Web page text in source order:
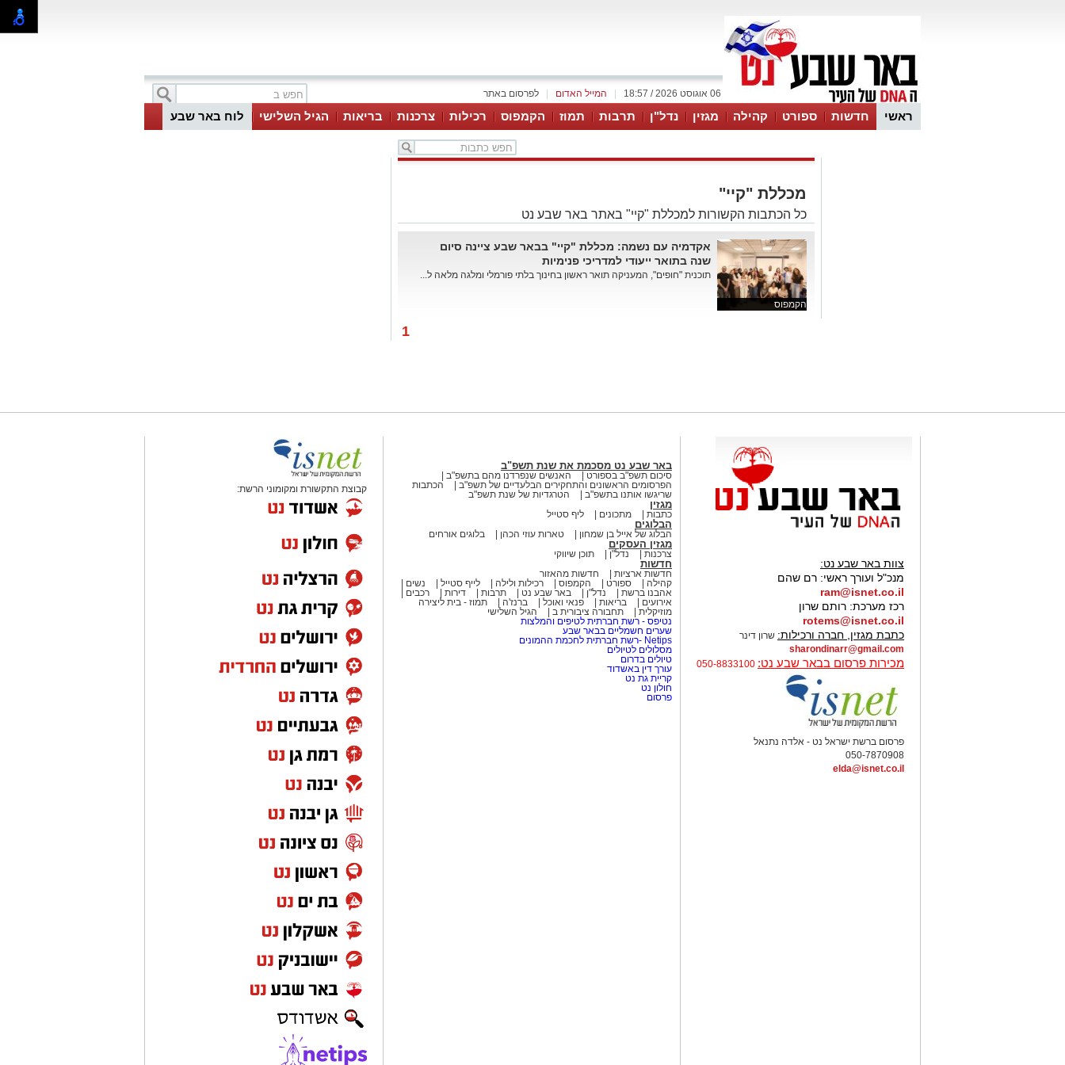
לפרסום באתר המייל האדום 06 אוגוסט 2026 / 18:57
ראשי חדשות ספורט קהילה מגזין נדל"ן תרבות תמוז הקמפוס רכילות צרכנות בריאות הגיל השלישי
לוח באר שבע
מכללת "קיי"
כל הכתבות הקשורות למכללת "קיי" באתר באר שבע נט
הקמפוס
אקדמיה עם נשמה: מכללת "קיי" בבאר שבע ציינה סיום
שנה בתואר ייעודי למדריכי פנימיות
תוכנית "חופים", המעניקה תואר ראשון בחינוך בלתי פורמלי ומלגה מלאה ל...
1
צוות באר שבע נט:
מנכ"ל ועורך ראשי: רם שהם
ram@isnet.co.il
רכז מערכת: רותם שרון
rotems@isnet.co.il
כתבת מגזין, חברה ורכילות: שרון דינר
sharondinarr@gmail.com
מכירות פרסום בבאר שבע נט: 050-8833100
פרסום ברשת ישראל נט - אלדה נתנאל
050-7870908
elda@isnet.co.il
באר שבע נט מסכמת את שנת תשפ"ב
סיכום תשפ"ב בספורט
האנשים שנפרדנו מהם בתשפ"ב
הפרסומים הראשונים והתחקירים הבלעדיים של תשפ"ב
הכתבות
שריגשו אותנו בתשפ"ב
הטרגדיות של שנת תשפ"ב
מגזין
כתבות מתכונים ליף סטייל
הבלוגים
הבלוג של אייל בן שמחון טארות עוזי הכהן בלוגים אורחים
מגזין העסקים
צרכנות נדל"ן תוכן שיווקי
חדשות
חדשות ארציות
חדשות מהאזור
קהילה
ספורט הקמפוס רכילות ולילה לייף סטייל
נשים
אהבנו ברשת
נדל"ן באר שבע נט תרבות דירות
רכבים
אירועים
בריאות פנאי ואוכל ברנז'ה
תמוז - בית ליצירה
מוזיקלית
תחבורה ציבורית ב
הגיל השלישי
נטיפס - רשת חברתית לטיפים והמלצות
שערים חשמליים בבאר שבע
Netips -רשת חברתית לחכמת ההמונים
מסלולים לטיולים
טיולים בדרום
עורך דין באשדוד
קריית גת נט
חולון נט
פרסום
קבוצת התקשורת ומקומוני הרשת: